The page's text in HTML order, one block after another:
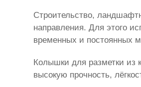
Строительство,
направления. Для этого
временных и постоянных
Колышки для разметки из
высокую прочность,